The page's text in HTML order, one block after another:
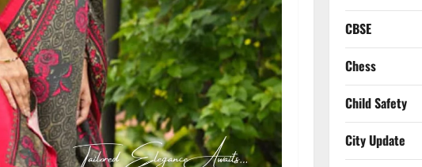
CBSE
Chess
Child Safety
City Update